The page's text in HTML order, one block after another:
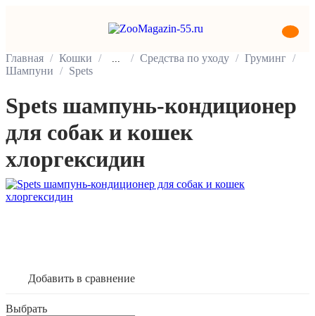
Главная Кошки ... Средства по уходу
Груминг
Шампуни
Spets
Spets шампунь-кондиционер
для собак и кошек
хлоргексидин
Добавить в сравнение
Выбрать